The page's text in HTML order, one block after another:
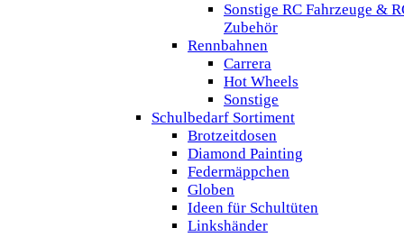
Sonstige RC Fahrzeuge &
Zubehör
Rennbahnen
Carrera
Hot Wheels
Sonstige
Schulbedarf Sortiment
Brotzeitdosen
Diamond Painting
Federmäppchen
Globen
Ideen für Schultüten
Linkshänder